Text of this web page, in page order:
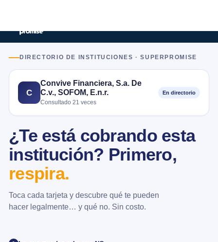
DIRECTORIO DE INSTITUCIONES · SUPERPROMISE
C
Convive Financiera, S.a. De
C.v., SOFOM, E.n.r.
Consultado 21 veces
En directorio
¿Te está cobrando esta
institución? Primero,
respira.
Toca cada tarjeta y descubre qué te pueden
hacer legalmente… y qué no. Sin costo.